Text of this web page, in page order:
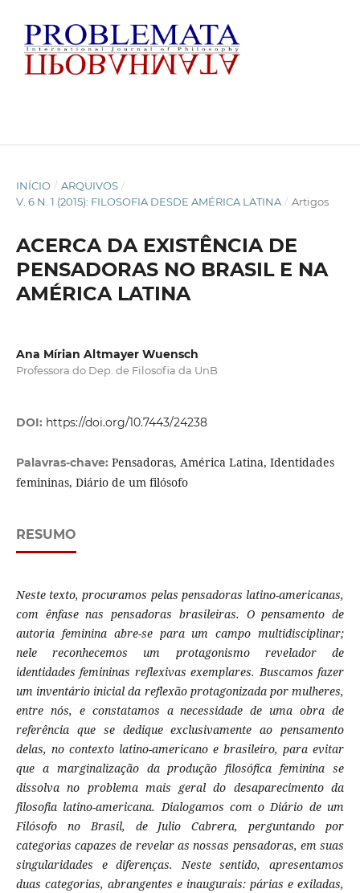
INÍCIO / ARQUIVOS /
V. 6 N. 1 (2015): FILOSOFIA DESDE AMÉRICA LATINA / Artigos
ACERCA DA EXISTÊNCIA DE
PENSADORAS NO BRASIL E NA
AMÉRICA LATINA
Ana Mírian Altmayer Wuensch
Professora do Dep. de Filosofia da UnB
DOI: https://doi.org/10.7443/24238
Palavras-chave: Pensadoras, América Latina, Identidades
femininas, Diário de um filósofo
RESUMO
Neste texto, procuramos pelas pensadoras latino-americanas,
com ênfase nas pensadoras brasileiras. O pensamento de
autoria feminina abre-se para um campo multidisciplinar;
nele reconhecemos um protagonismo revelador de
identidades femininas reflexivas exemplares. Buscamos fazer
um inventário inicial da reflexão protagonizada por mulheres,
entre nós, e constatamos a necessidade de uma obra de
referência que se dedique exclusivamente ao pensamento
delas, no contexto latino-americano e brasileiro, para evitar
que a marginalização da produção filosófica feminina se
dissolva no problema mais geral do desaparecimento da
filosofia latino-americana. Dialogamos com o Diário de um
Filósofo no Brasil, de Julio Cabrera, perguntando por
categorias capazes de revelar as nossas pensadoras, em suas
singularidades e diferenças. Neste sentido, apresentamos
duas categorias, abrangentes e inaugurais: párias e exiladas,